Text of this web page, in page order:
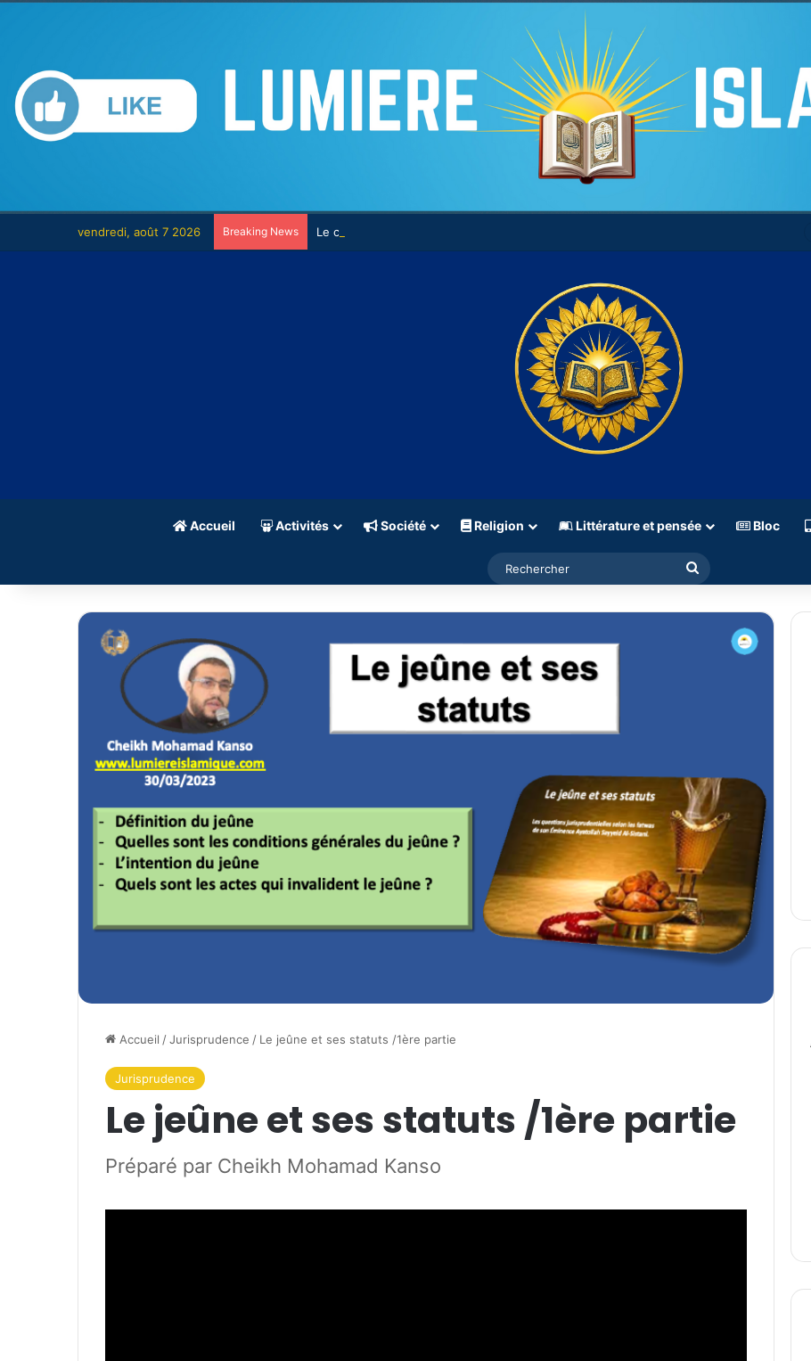
vendredi, août 7 2026 Breaking News Le combat contre son âme
Accueil Activités Société Religion Littérature et pensée Bloc
Accueil /Jurisprudence / Le jeûne et ses statuts /1ère partie
Jurisprudence
Le jeûne et ses statuts /1ère partie
Préparé par Cheikh Mohamad Kanso